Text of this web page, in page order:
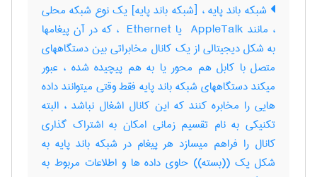
شبکه باند پایه ، [شبکه باند پایه] یک نوع شبکه محلی
، مانند ‎ AppleTalk یا ‎ Ethernet ، که در آن پیغامها
به شکل دیجیتالی از یک کانال مخابراتی بین دستگاههای
متصل با کابل هم محور یا به هم پیچیده شده ، عبور
میکند دستگاههای شبکه باند پایه فقط وقتی میتوانند داده
هایی را مخابره کنند که این کانال اشغال نباشد ، البته
تکنیکی به نام تقسیم زمانی امکان به اشتراک گذاری
کانال را فراهم میسازد هر پیغام در شبکه باند پایه به
شکل یک ((بسته)) حاوی داده ها و اطلاعات مربوط به